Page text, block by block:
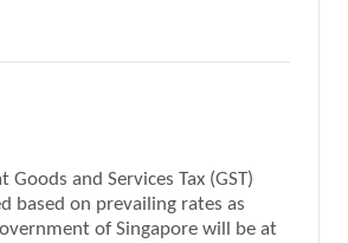
Goods and Services Tax (GST)
based on prevailing rates as
of Singapore will be at